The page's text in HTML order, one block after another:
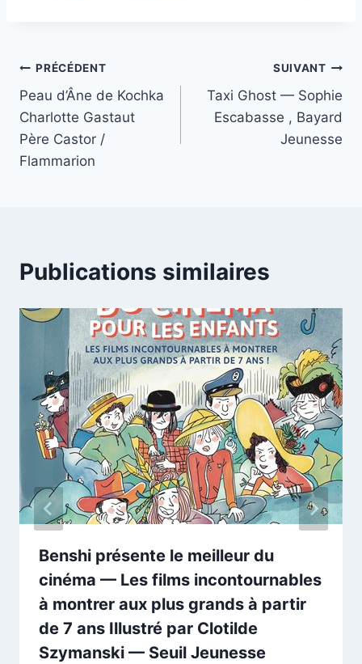
PRÉCÉDENT
Peau d’Âne de Kochka
Charlotte Gastaut
Père Castor /
Flammarion
SUIVANT
Taxi Ghost — Sophie
Escabasse , Bayard
Jeunesse
Publications similaires
Benshi présente le meilleur du
cinéma — Les films incontournables
à montrer aux plus grands à partir
de 7 ans Illustré par Clotilde
Szymanski — Seuil Jeunesse